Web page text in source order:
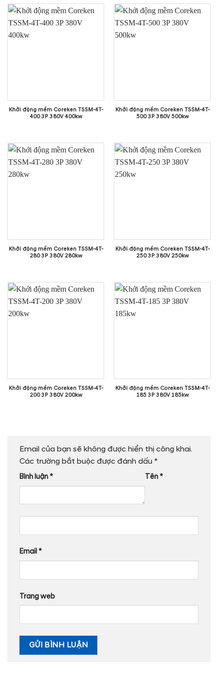
Khởi động mềm Coreken TSSM-4T-
400 3P 380V 400kw
Khởi động mềm Coreken TSSM-4T-
500 3P 380V 500kw
Khởi động mềm Coreken TSSM-4T-
280 3P 380V 280kw
Khởi động mềm Coreken TSSM-4T-
250 3P 380V 250kw
Khởi động mềm Coreken TSSM-4T-
200 3P 380V 200kw
Khởi động mềm Coreken TSSM-4T-
185 3P 380V 185kw
Email của bạn sẽ không được hiển thị công khai.
Các trường bắt buộc được đánh dấu *
Bình luận* Tên*
Email*
Trang web